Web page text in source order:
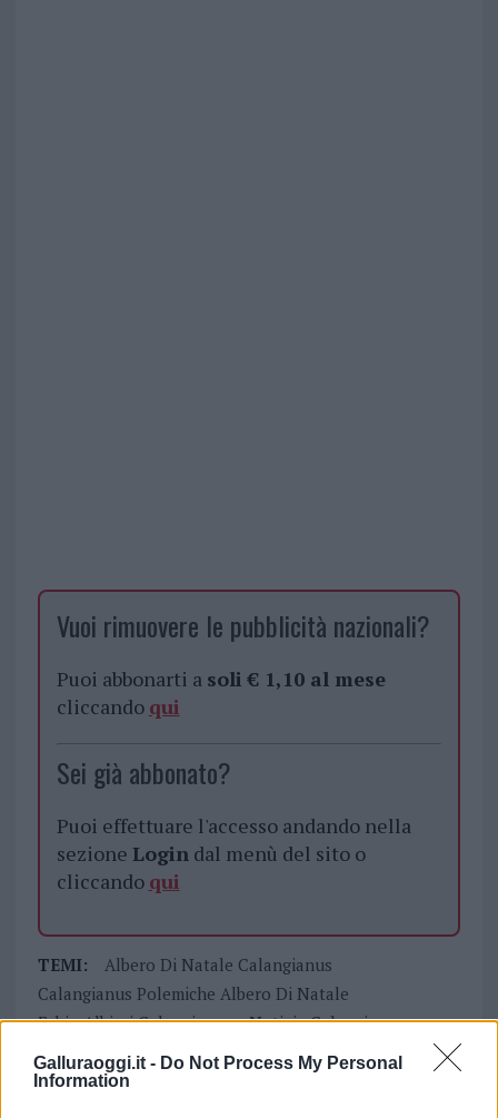
Galluraoggi.it - Do Not Process My Personal
Information
Vuoi rimuovere le pubblicità nazionali?
Puoi abbonarti a soli € 1,10 al mese
cliccando qui
Sei già abbonato?
Puoi effettuare l'accesso andando nella
sezione Logindal menù del sito o
cliccando qui
TEMI:
Albero Di Natale Calangianus
Calangianus Polemiche Albero Di Natale
Fabio Albieri Calangianus
Notizie Calangianus
Restyle Albero Natale Calangianus